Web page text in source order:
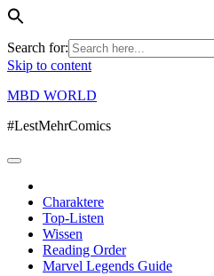
Search for:
Skip to content
MBD WORLD
#LestMehrComics
Charaktere
Top-Listen
Wissen
Reading Order
Marvel Legends Guide